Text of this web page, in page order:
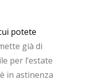
potete
già di
per l’estate
in astinenza